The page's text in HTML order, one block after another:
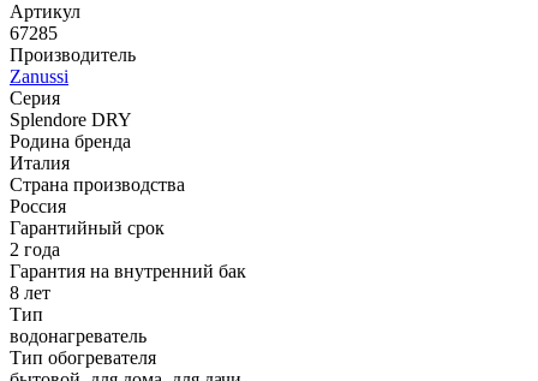
Артикул
67285
Производитель
Zanussi
Серия
Splendore DRY
Родина бренда
Италия
Страна производства
Россия
Гарантийный срок
2 года
Гарантия на внутренний бак
8 лет
Тип
водонагреватель
Тип обогревателя